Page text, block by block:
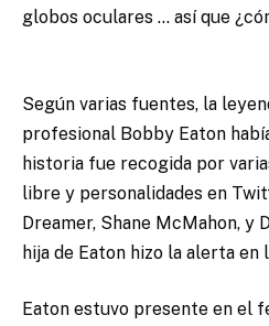
globos oculares … así que
Según varias fuentes, la
profesional Bobby Eaton
historia fue recogida por
libre y personalidades en
Dreamer, Shane McMahon, y
hija de Eaton hizo la alerta en
Eaton estuvo presente en el